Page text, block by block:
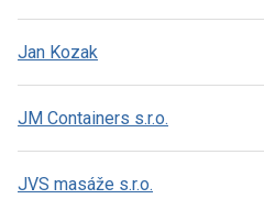
Jan Kozak
JM Containers s.r.o.
JVS masáže s.r.o.